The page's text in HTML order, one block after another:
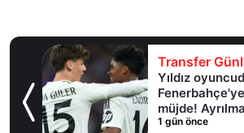
Transfer Günlüğü
Yıldız oyuncudan
Fenerbahçe'ye
müjde! Ayrılmak
istiyor
1 gün önce